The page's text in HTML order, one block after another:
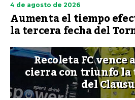
4 de agosto de 2026
Aumenta el tiempo
la tercera fecha del
Recoleta FC vence
cierra con triunfo la
del